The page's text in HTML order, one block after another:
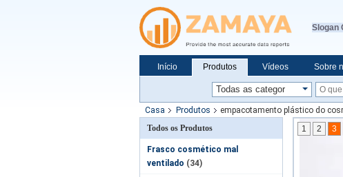
Slogan
Início Produtos Vídeos Sobre
Casa Produtos
empacotamento plástico do
Todos os Produtos
Frasco cosmético mal
ventilado (34)
1 2 3